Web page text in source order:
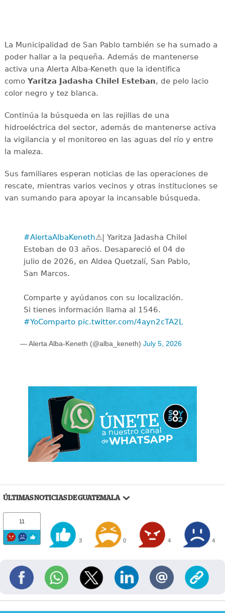
La Municipalidad de San Pablo también se ha sumado a
poder hallar a la pequeña. Además de mantenerse
activa una Alerta Alba-Keneth que la identifica
comoYaritza Jadasha Chilel Esteban, de pelo lacio
color negro y tez blanca.
Continúa la búsqueda en las rejillas de una
hidroeléctrica del sector, además de mantenerse activa
la vigilancia y el monitoreo en las aguas del río y entre
la maleza.
Sus familiares esperan noticias de las operaciones de
rescate, mientras varios vecinos y otras instituciones se
van sumando para apoyar la incansable búsqueda.
#AlertaAlbaKeneth⚠️| Yaritza Jadasha Chilel
Esteban de 03 años. Desapareció el 04 de
julio de 2026, en Aldea Quetzalí, San Pablo,
San Marcos.
Comparte y ayúdanos con su localización.
Si tienes información llama al 1546.
#YoComparto pic.twitter.com/4ayn2cTA2L
— Alerta Alba-Keneth (@alba_keneth) July 5, 2026
ÚLTIMAS NOTICIAS DE GUATEMALA
11
3 0 4 4